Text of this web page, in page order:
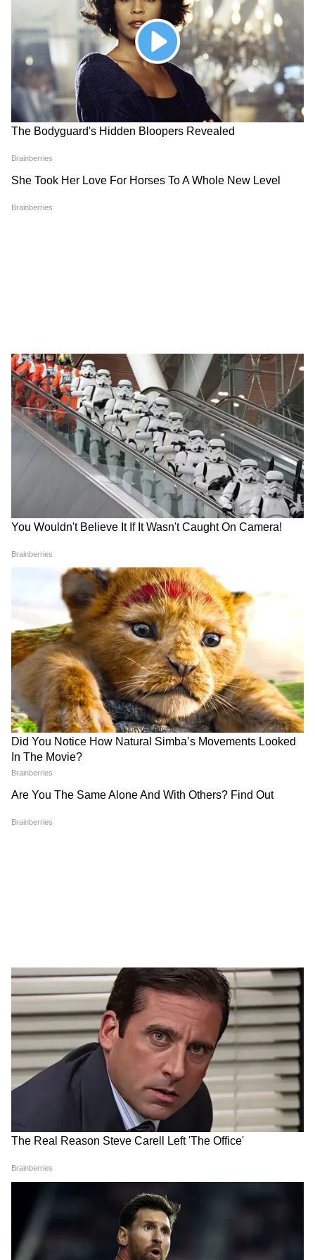
Bombay High Court On E20: Nitin
Gadkari को बॉम्बे हाईकोर्ट से बड़ी राहत,
Meta, Google को दिया आदेश
रांची प्रोटेस्ट में अब अड़ गए छात्र, बजी तालियां
और छात्रों का जोश दिखा हाई